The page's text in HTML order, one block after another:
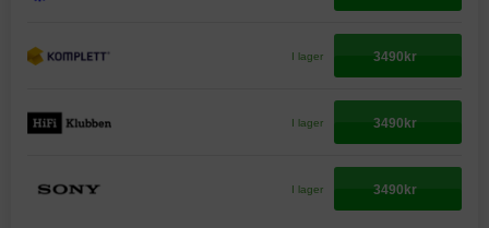
I lager 3490kr
I lager 3490kr
I lager 3490kr